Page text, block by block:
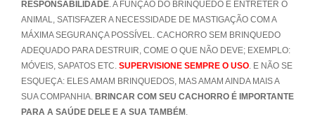
RESPONSABILIDADE. A FUNÇÃO DO BRINQUEDO É ENTRETER O
ANIMAL, SATISFAZER A NECESSIDADE DE MASTIGAÇÃO COM A
MÁXIMA SEGURANÇA POSSÍVEL. CACHORRO SEM BRINQUEDO
ADEQUADO PARA DESTRUIR, COME O QUE NÃO DEVE; EXEMPLO:
MÓVEIS, SAPATOS ETC. SUPERVISIONE SEMPRE O USO. E NÃO SE
ESQUEÇA: ELES AMAM BRINQUEDOS, MAS AMAM AINDA MAIS A
SUA COMPANHIA. BRINCAR COM SEU CACHORRO É IMPORTANTE
PARA A SAÚDE DELE E A SUA TAMBÉM .